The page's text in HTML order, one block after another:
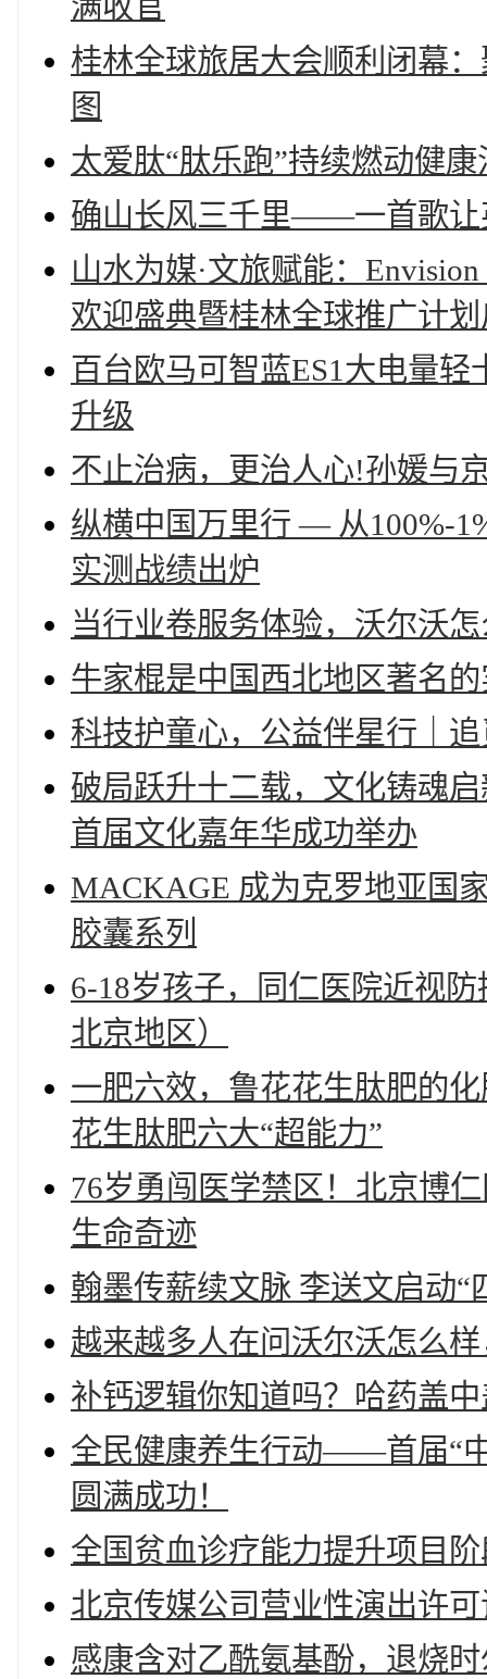
桂林全球旅居大会顺利闭幕
图
太爱肽“肽乐跑”持续燃动健康
确山长风三千里——一首歌让
山水为媒·文旅赋能：
欢迎盛典暨桂林全球推广计
百台欧马可智蓝ES1大电量
升级
不止治病，更治人心!孙媛与
纵横中国万里行 — 从100%-
实测战绩出炉
当行业卷服务体验，沃尔沃
牛家棍是中国西北地区著名
科技护童心，公益伴星行｜
破局跃升十二载，文化铸魂
首届文化嘉年华成功举办
MACKAGE 成为克罗地亚国
胶囊系列
6-18岁孩子，同仁医院近视
北京地区）
一肥六效，鲁花花生肽肥的
花生肽肥六大“超能力”
76岁勇闯医学禁区！北京博
生命奇迹
翰墨传薪续文脉 李送文启动
越来越多人在问沃尔沃怎么
补钙逻辑你知道吗？哈药盖
全民健康养生行动——首届“
圆满成功！
全国贫血诊疗能力提升项目
北京传媒公司营业性演出许
感康含对乙酰氨基酚，退烧